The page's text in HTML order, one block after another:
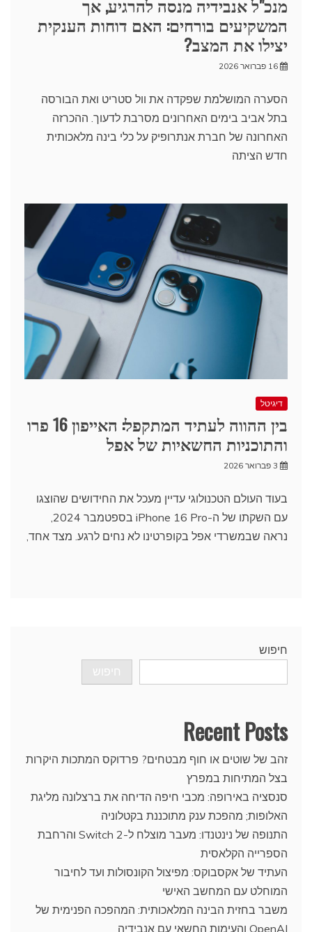
מנכ"ל אנבידיה מנסה להרגיע, אך
המשקיעים בורחים: האם דוחות הענקית
יצילו את המצב?
16 פברואר 2026
הסערה המושלמת שפקדה את וול סטריט ואת הבורסה
בתל אביב בימים האחרונים מסרבת לדעוך. ההכרזה
האחרונה של חברת אנתרופיק על כלי בינה מלאכותית
חדש הציתה
דיגיטל
בין ההווה לעתיד המתקפל: האייפון 16 פרו
והתוכניות החשאיות של אפל
3 פברואר 2026
בעוד העולם הטכנולוגי עדיין מעכל את החידושים שהוצגו
עם השקתו של ה-iPhone 16 Pro בספטמבר 2024,
נראה שבמשרדי אפל בקופרטינו לא נחים לרגע. מצד אחד,
חיפוש
חיפוש
Recent Posts
זהב של שוטים או חוף מבטחים? פרדוקס המתכות היקרות
בצל המתיחות במפרץ
סנסציה באירופה: מכבי חיפה הדיחה את ברצלונה מליגת
האלופות; מהפכת ענק מתוכננת בקטלוניה
התנופה של נינטנדו: מעבר מוצלח ל-Switch 2 והרחבת
הספרייה הקלאסית
העתיד של אקסבוקס: מפיצול הקונסולות ועד לחיבור
המוחלט עם המחשב האישי
משבר בחזית הבינה המלאכותית: המהפכה הפנימית של
OpenAI והעימות החשאי עם אנבידיה